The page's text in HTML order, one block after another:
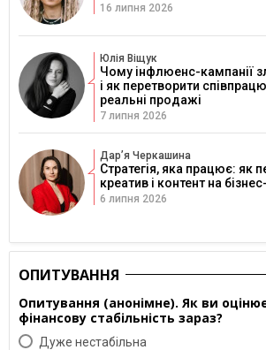
16 липня 2026
Юлія Віщук
Чому інфлюенс-кампанії
і як перетворити
реальні продажі
7 липня 2026
Дарʼя Черкашина
Стратегія, яка працює: як
креатив і контент на
6 липня 2026
ОПИТУВАННЯ
Опитування (анонімне). Як ви
фінансову стабільність зараз?
Дуже нестабільна